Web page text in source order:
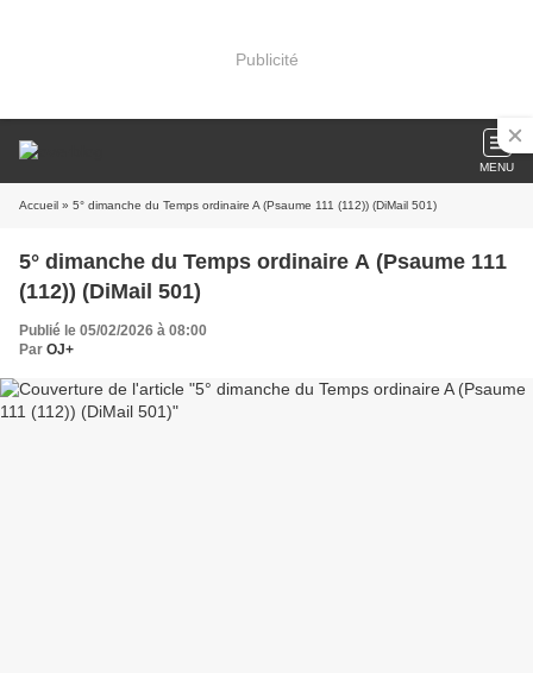
Publicité
MENU
Accueil » 5° dimanche du Temps ordinaire A (Psaume 111 (112)) (DiMail 501)
5° dimanche du Temps ordinaire A (Psaume 111
(112)) (DiMail 501)
Publié le 05/02/2026 à 08:00
Par OJ+